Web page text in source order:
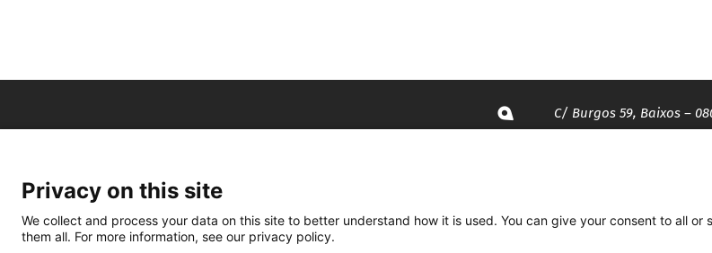
C/ Burgos 59, Baixos –
935 120 481
Privacy on this site
We collect and process your data on this site to better understand how it is used. You can give your consent to all or
them all. For more information, see our privacy policy.